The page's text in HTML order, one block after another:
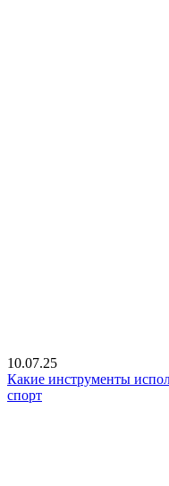
10.07.25
Какие инструменты
спорт